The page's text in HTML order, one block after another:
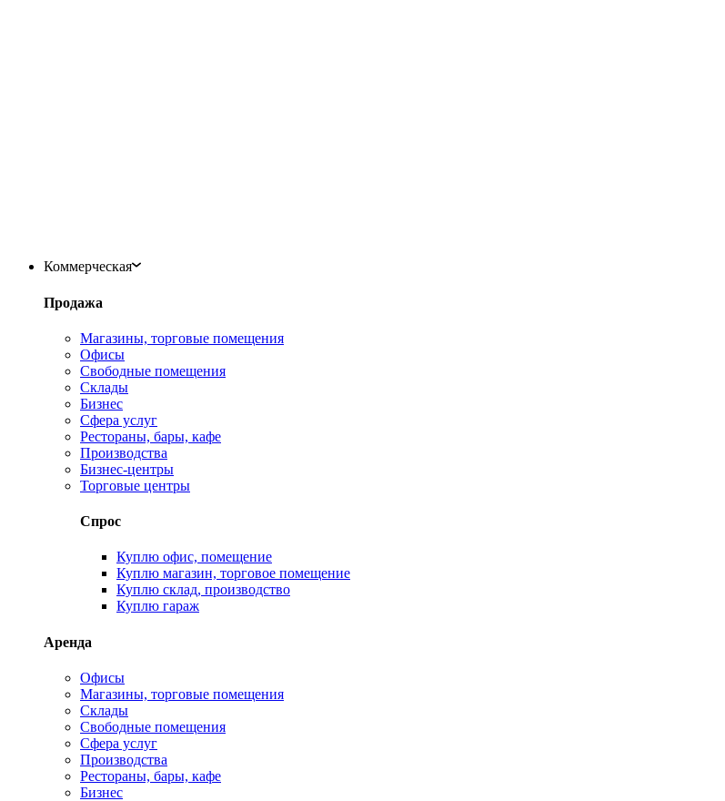
Коммерческая
Продажа
Магазины, торговые помещения
Офисы
Свободные помещения
Склады
Бизнес
Сфера услуг
Рестораны, бары, кафе
Производства
Бизнес-центры
Торговые центры
Спрос
Куплю офис, помещение
Куплю магазин, торговое помещение
Куплю склад, производство
Куплю гараж
Аренда
Офисы
Магазины, торговые помещения
Склады
Свободные помещения
Сфера услуг
Производства
Рестораны, бары, кафе
Бизнес